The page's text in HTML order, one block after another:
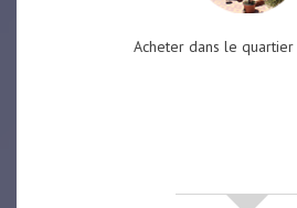
Acheter dans le